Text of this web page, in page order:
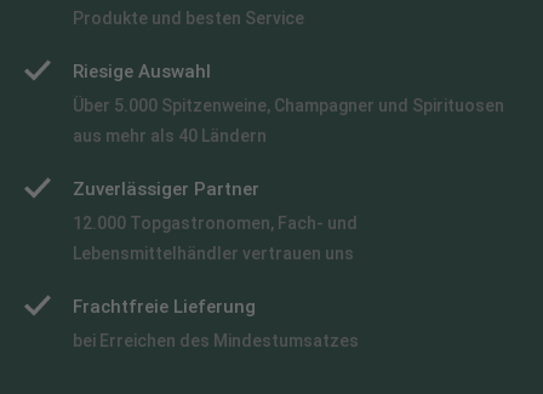
Produkte und besten Service
Riesige Auswahl
Über 5.000 Spitzenweine, Champagner und Spirituosen
aus mehr als 40 Ländern
Zuverlässiger Partner
12.000 Topgastronomen, Fach- und
Lebensmittelhändler vertrauen uns
Frachtfreie Lieferung
bei Erreichen des Mindestumsatzes